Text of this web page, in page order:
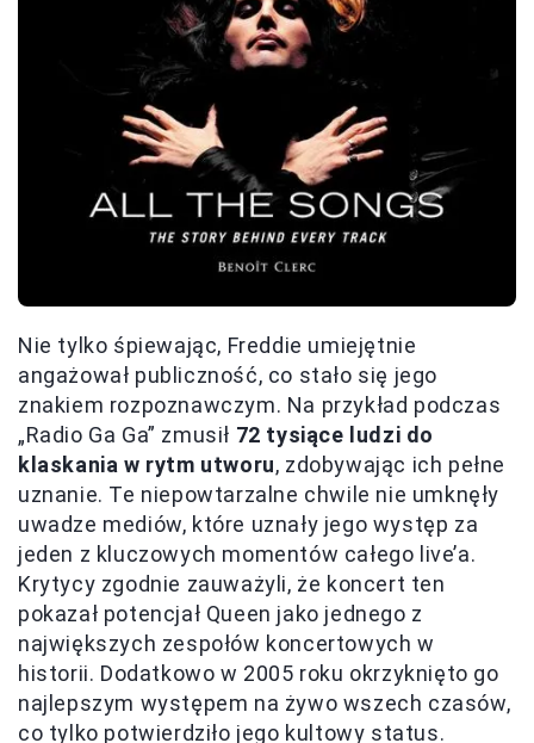
Nie tylko śpiewając, Freddie umiejętnie
angażował publiczność, co stało się jego
znakiem rozpoznawczym. Na przykład podczas
„Radio Ga Ga” zmusił 72 tysiące ludzi do
klaskania w rytm utworu, zdobywając ich pełne
uznanie. Te niepowtarzalne chwile nie umknęły
uwadze mediów, które uznały jego występ za
jeden z kluczowych momentów całego live’a.
Krytycy zgodnie zauważyli, że koncert ten
pokazał potencjał Queen jako jednego z
największych zespołów koncertowych w
historii. Dodatkowo w 2005 roku okrzyknięto go
najlepszym występem na żywo wszech czasów,
co tylko potwierdziło jego kultowy status.